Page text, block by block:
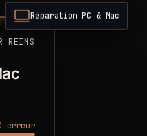
REIMS
erreur
Réparation PC & Mac